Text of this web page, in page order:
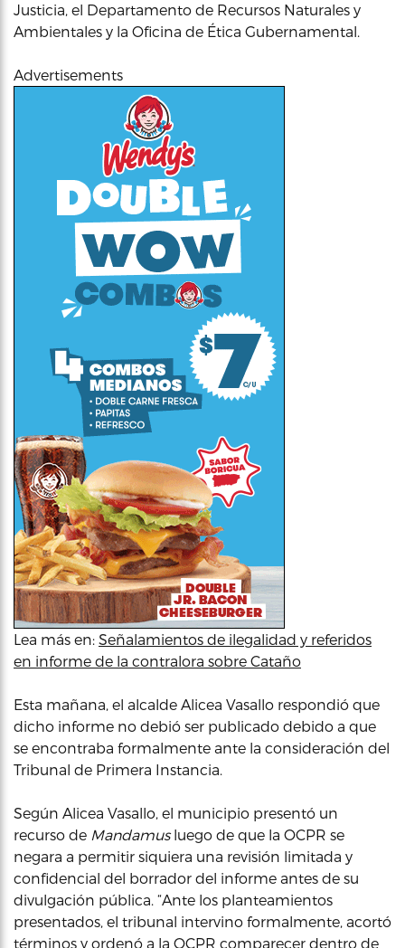
Justicia, el Departamento de Recursos Naturales y
Ambientales y la Oficina de Ética Gubernamental.
Advertisements
Lea más en: Señalamientos de ilegalidad y referidos
en informe de la contralora sobre Cataño
Esta mañana, el alcalde Alicea Vasallo respondió que
dicho informe no debió ser publicado debido a que
se encontraba formalmente ante la consideración del
Tribunal de Primera Instancia.
Según Alicea Vasallo, el municipio presentó un
recurso de Mandamusluego de que la OCPR se
negara a permitir siquiera una revisión limitada y
confidencial del borrador del informe antes de su
divulgación pública. “Ante los planteamientos
presentados, el tribunal intervino formalmente, acortó
términos y ordenó a la OCPR comparecer dentro de